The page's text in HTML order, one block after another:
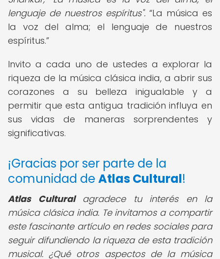
lenguaje de nuestros espíritus". La música es
la voz del alma; el lenguaje de nuestros
espíritus.
Invito a cada uno de ustedes a explorar la
riqueza de la música clásica india, a abrir sus
corazones a su belleza inigualable y a
permitir que esta antigua tradición influya en
sus vidas de maneras sorprendentes y
significativas.
¡Gracias por ser parte de la
comunidad de Atlas Cultural!
Atlas Culturalagradece tu interés en la
música clásica india. Te invitamos a compartir
este fascinante artículo en redes sociales para
seguir difundiendo la riqueza de esta tradición
musical. ¿Qué otros aspectos de la música